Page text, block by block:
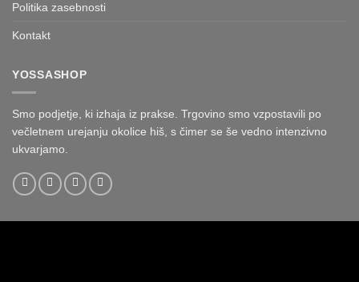
Politika zasebnosti
Kontakt
YOSSASHOP
Smo podjetje, ki izhaja iz prakse. Trgovino smo vzpostavili po
večletnem urejanju okolice hiš, s čimer se še vedno intenzivno
ukvarjamo.